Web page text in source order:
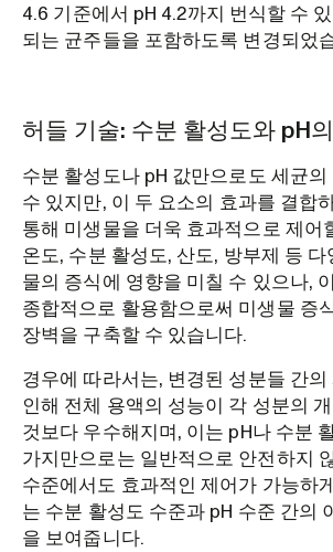
4.6 기준에서 pH 4.2까지 번식할 수
되는 균주들을 포함하도록 변경되었
허들 기술: 수분 활성도와 pH
수분 활성도나 pH 값만으로도 세균
수 있지만, 이 두 요소의 효과를 결합
통해 미생물을 더욱 효과적으로 제어
온도, 수분 활성도, 산도, 방부제 등
물의 증식에 영향을 미칠 수 있으나,
종합적으로 활용함으로써 미생물 증
장벽을 구축할 수 있습니다.
경우에 따라서는, 변경된 성분들 간
인해 전체 용액의 성능이 각 성분의
것보다 우수해지며, 이는 pH나 수분
가지만으로는 일반적으로 안전하지
수준에서도 효과적인 제어가 가능하
는 수분 활성도 수준과 pH 수준 간의
을 보여줍니다.